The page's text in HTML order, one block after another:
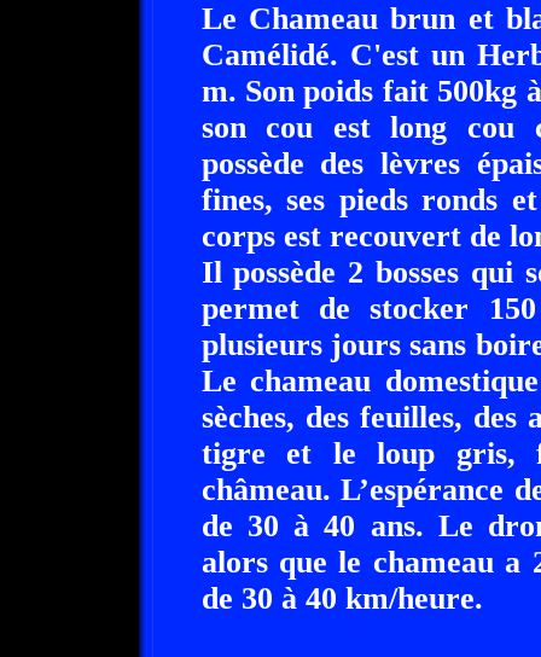
Le Chameau brun et
Camélidé. C'est un
m. Son poids fait 500kg
son cou est long cou
possède des lèvres
fines, ses pieds ronds
corps est recouvert de
Il possède 2 bosses qui
permet de stocker
plusieurs jours sans
Le chameau
sèches, des feuilles,
tigre et le loup gris,
châmeau. L’espérance
de 30 à 40 ans. Le
alors que le chameau a
de 30 à 40 km/heure.